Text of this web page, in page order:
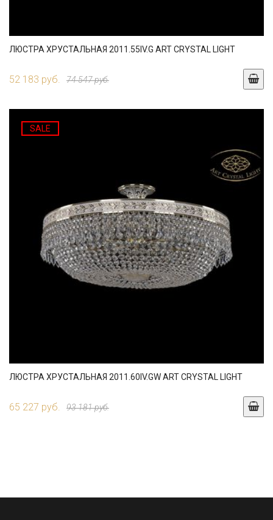
ЛЮСТРА ХРУСТАЛЬНАЯ 2011.55IV.G ART CRYSTAL LIGHT
52 183 руб. 74 547 руб.
SALE
ЛЮСТРА ХРУСТАЛЬНАЯ 2011.60IV.GW ART CRYSTAL LIGHT
65 227 руб. 93 181 руб.